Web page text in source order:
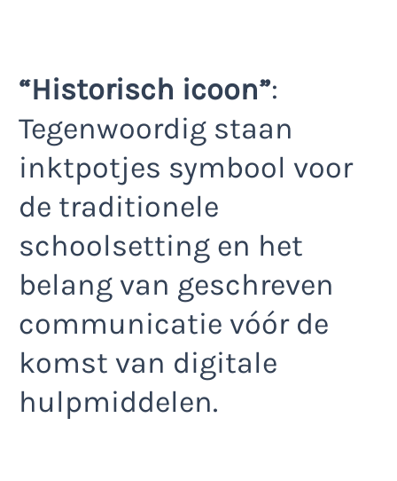
“Historisch icoon”:
Tegenwoordig staan
inktpotjes symbool voor
de traditionele
schoolsetting en het
belang van geschreven
communicatie vóór de
komst van digitale
hulpmiddelen.